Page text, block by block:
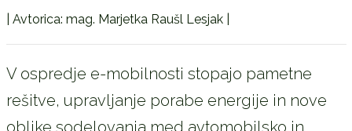
| Avtorica: mag. Marjetka Raušl Lesjak |
V ospredje e-mobilnosti stopajo pametne
rešitve, upravljanje porabe energije in nove
oblike sodelovanja med avtomobilsko in